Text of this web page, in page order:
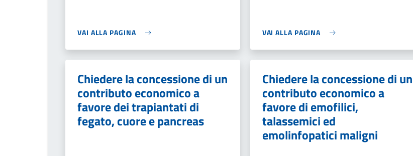
VAI ALLA PAGINA VAI ALLA PAGINA
Chiedere la concessione di un
contributo economico a
favore dei trapiantati di
fegato, cuore e pancreas
Chiedere la concessione di un
contributo economico a
favore di emofilici,
talassemici ed
emolinfopatici maligni